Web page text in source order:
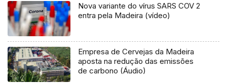
Nova variante do vírus SARS COV 2
entra pela Madeira (vídeo)
Empresa de Cervejas da Madeira
aposta na redução das emissões
de carbono (Áudio)